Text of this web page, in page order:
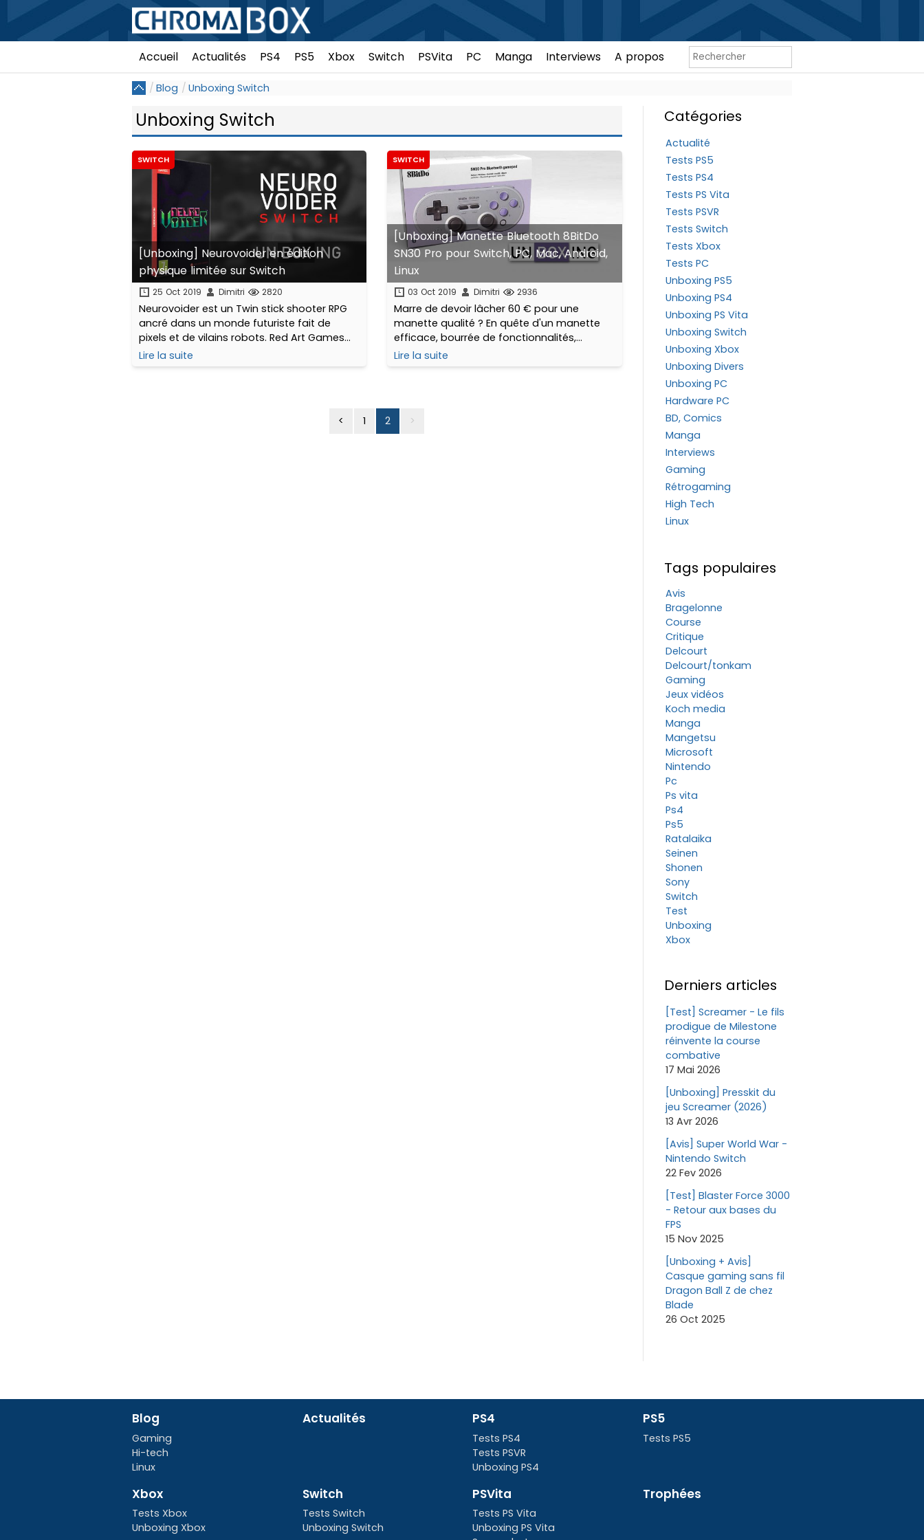
Accueil Actualités PS4 PS5 Xbox Switch PSVita PC Manga Interviews A propos
Blog Unboxing Switch
Unboxing Switch
SWITCH
[Unboxing] Neurovoider en édition
physique limitée sur Switch
25 Oct 2019 Dimitri 2820
Neurovoider est un Twin stick shooter RPG
ancré dans un monde futuriste fait de
pixels et de vilains robots. Red Art Games
nous propose une édition physique
"premium" limitée sur Switch. Place au
Lire la suite
SWITCH
[Unboxing] Manette Bluetooth 8BitDo
SN30 Pro pour Switch, PC, Mac, Android,
Linux
03 Oct 2019 Dimitri 2936
Marre de devoir lâcher 60 € pour une
manette qualité ? En quête d'un manette
efficace, bourrée de fonctionnalités,
compatible et surtout bien finie ? 8BitDo
nous propose une alternative complète qui
Lire la suite
< 1 2 >
Catégories
Actualité
Tests PS5
Tests PS4
Tests PS Vita
Tests PSVR
Tests Switch
Tests Xbox
Tests PC
Unboxing PS5
Unboxing PS4
Unboxing PS Vita
Unboxing Switch
Unboxing Xbox
Unboxing Divers
Unboxing PC
Hardware PC
BD, Comics
Manga
Interviews
Gaming
Rétrogaming
High Tech
Linux
Tags populaires
Avis
Bragelonne
Course
Critique
Delcourt
Delcourt/tonkam
Gaming
Jeux vidéos
Koch media
Manga
Mangetsu
Microsoft
Nintendo
Pc
Ps vita
Ps4
Ps5
Ratalaika
Seinen
Shonen
Sony
Switch
Test
Unboxing
Xbox
Derniers articles
[Test] Screamer - Le fils
prodigue de Milestone
réinvente la course
combative
17 Mai 2026
[Unboxing] Presskit du
jeu Screamer (2026)
13 Avr 2026
[Avis] Super World War -
Nintendo Switch
22 Fev 2026
[Test] Blaster Force 3000
- Retour aux bases du
FPS
15 Nov 2025
[Unboxing + Avis]
Casque gaming sans fil
Dragon Ball Z de chez
Blade
26 Oct 2025
Blog
Gaming
Hi-tech
Linux
Actualités PS4
Tests PS4
Tests PSVR
Unboxing PS4
PS5
Tests PS5
Xbox
Tests Xbox
Unboxing Xbox
Switch
Tests Switch
Unboxing Switch
PSVita
Tests PS Vita
Unboxing PS Vita
Trophées